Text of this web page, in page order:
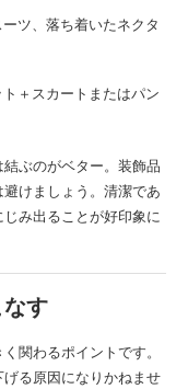
ツ、落ち着いたネクタ
＋スカートまたはパン
ぶのがベター。装飾品
けましょう。清潔であ
み出ることが好印象に
す
関わるポイントです。
る原因になりかねませ